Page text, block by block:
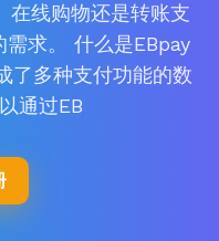
在线购物还是转账支
求。 什么是EBpay
了多种支付功能的数
通过EB